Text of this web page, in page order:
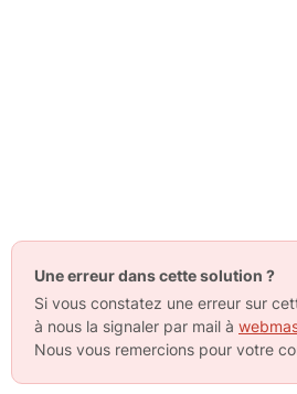
Une erreur dans cette solution ?
Si vous constatez une erreur sur
à nous la signaler par mail à
Nous vous remercions pour votre